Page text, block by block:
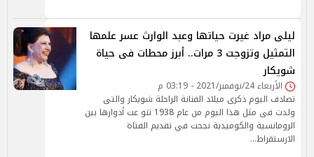
ليلى مراد غيرت حياتها وعبد الوارث عسر علمها
التمثيل وتزوجت 3 مرات.. أبرز محطات فى حياة
شويكار
الأربعاء 24/نوفمبر/2021 - 03:19 م
تصادف اليوم ذكرى ميلاد الفنانة الراحلة شويكار والتى
ولدت فى مثل هذا اليوم من عام 1938 تنو عت أدوارها بين
الرومانسية والكوميدية نجحت في تقديم الفتاة
الارستقراط…